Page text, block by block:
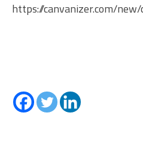
https://canvanizer.com/